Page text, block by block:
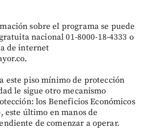
sobre el programa se puede
nacional 01-8000-18-4333 o
de internet
este piso mínimo de protección
le sigue otro mecanismo
los Beneficios Económicos
este último en manos de
de comenzar a operar.